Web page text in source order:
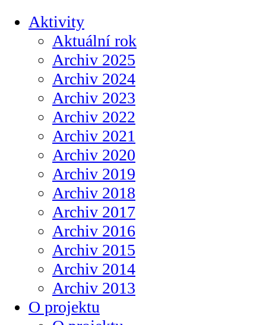
Aktivity
Aktuální rok
Archiv 2025
Archiv 2024
Archiv 2023
Archiv 2022
Archiv 2021
Archiv 2020
Archiv 2019
Archiv 2018
Archiv 2017
Archiv 2016
Archiv 2015
Archiv 2014
Archiv 2013
O projektu